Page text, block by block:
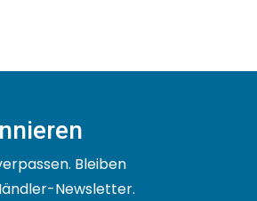
Bleiben
Newsletter.